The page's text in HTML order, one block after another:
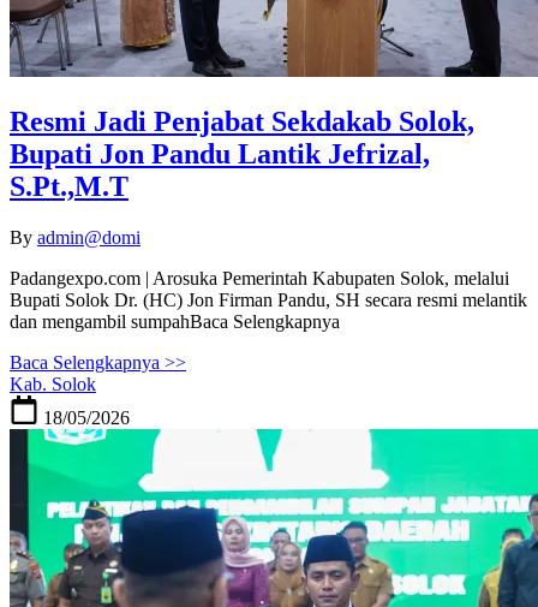
Resmi Jadi Penjabat Sekdakab Solok,
Bupati Jon Pandu Lantik Jefrizal,
S.Pt.,M.T
By admin@domi
Padangexpo.com | Arosuka Pemerintah Kabupaten Solok, melalui
Bupati Solok Dr. (HC) Jon Firman Pandu, SH secara resmi melantik
dan mengambil sumpahBaca Selengkapnya
Baca Selengkapnya >>
Kab. Solok
18/05/2026